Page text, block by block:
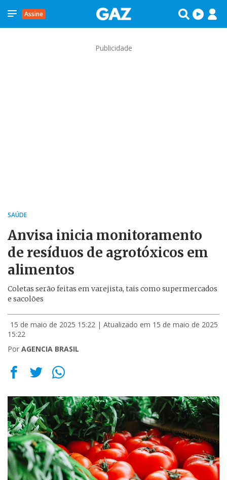
Assine
Publicidade
SAÚDE
Anvisa inicia monitoramento
de resíduos de agrotóxicos em
alimentos
Coletas serão feitas em varejista, tais como supermercados
e sacolões
15 de maio de 2025 15:22 | Atualizado em 15 de maio de 2025
15:22
Por AGENCIA BRASIL